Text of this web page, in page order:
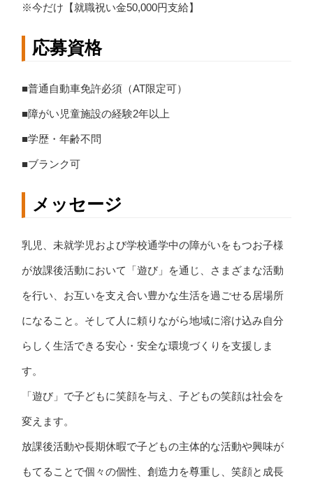
※今だけ【就職祝い金50,000円支給】
応募資格
■普通自動車免許必須（AT限定可）
■障がい児童施設の経験2年以上
■学歴・年齢不問
■ブランク可
メッセージ
乳児、未就学児および学校通学中の障がいをもつお子様
が放課後活動において「遊び」を通じ、さまざまな活動
を行い、お互いを支え合い豊かな生活を過ごせる居場所
になること。そして人に頼りながら地域に溶け込み自分
らしく生活できる安心・安全な環境づくりを支援しま
す。
「遊び」で子どもに笑顔を与え、子どもの笑顔は社会を
変えます。
放課後活動や長期休暇で子どもの主体的な活動や興味が
もてることで個々の個性、創造力を尊重し、笑顔と成長